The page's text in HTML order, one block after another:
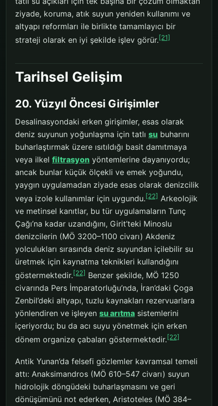
ziyade, koruma, atık suyun yeniden kullanımı ve
altyapı reformları ile birlikte tamamlayıcı bir
strateji olarak en iyi şekilde işlev görür.[21]
Tarihsel Gelişim
20. Yüzyıl Öncesi Girişimler
Desalinasyondaki erken girişimler, esas olarak
deniz suyunun yoğunlaşma için tatlı su buharını
buharlaştırmak üzere ısıtıldığı basit damıtmaya
veya ilkel filtrasyon yöntemlerine dayanıyordu;
ancak bunlar küçük ölçekli ve emek yoğundu,
yaygın uygulamadan ziyade esas olarak denizcilik
veya izole kullanımlar için uygundu.[22] Arkeolojik
ve metinsel kanıtlar, bu tür uygulamaların Tunç
Çağı’na kadar uzandığını, Girit’teki Minoslu
denizcilerin (MÖ 3200–1100 civarı) Akdeniz
yolculukları sırasında deniz suyundan içilebilir su
üretmek için kaynatma teknikleri kullandığını
göstermektedir.[22] Benzer şekilde, MÖ 1250
civarında Pers İmparatorluğu’nda, İran’daki Çoga
Zenbil’deki altyapı, tuzlu kaynakları rezervuarlara
yönlendiren ve işleyen su arıtma sistemlerini
içeriyordu; bu da acı suyu yönetmek için erken
dönem organize çabaları göstermektedir.[22]
Antik Yunan’da felsefi gözlemler kavramsal temeli
attı: Anaksimandros (MÖ 610–547 civarı) suyun
hidrolojik döngüdeki buharlaşmasını ve geri
dönüşümünü not ederken, Aristoteles (MÖ 384–